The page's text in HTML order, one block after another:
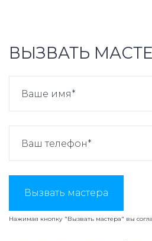
ВЫЗВАТЬ
Вызвать мастера
Нажимая кнопку "Вызвать мастера" вы